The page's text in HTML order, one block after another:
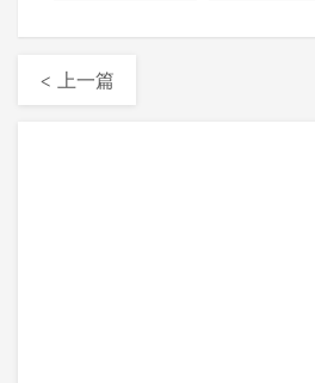
< 上一篇